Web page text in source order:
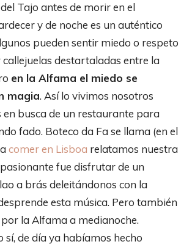
Tajo antes de morir en el
y de noche es un auténtico
pueden sentir miedo o respeto
destartaladas entre la
en la Alfama el miedo se
magia. Así lo vivimos nosotros
busca de un restaurante para
fado. Boteco da Fa se llama (en el
comer en Lisboa relatamos nuestra
fue disfrutar de un
a brás deleitándonos con la
desprende esta música. Pero también
la Alfama a medianoche.
sí, de día ya habíamos hecho